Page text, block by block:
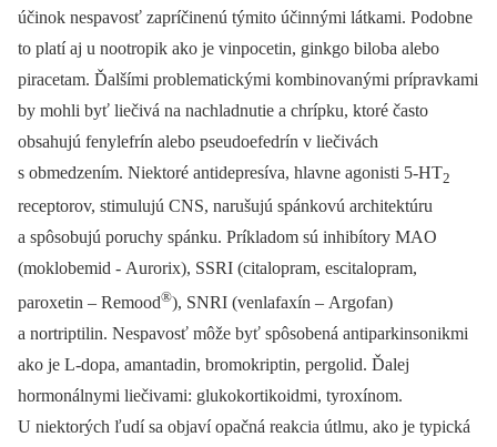
účinok nespavosť zapríčinenú týmito účinnými látkami. Podobne
to platí aj u nootropik ako je vinpocetin, ginkgo biloba alebo
piracetam. Ďalšími problematickými kombinovanými prípravkami
by mohli byť liečivá na nachladnutie a chrípku, ktoré často
obsahujú fenylefrín alebo pseudoefedrín v liečivách
s obmedzením. Niektoré antidepresíva, hlavne agonisti 5-HT2
receptorov, stimulujú CNS, narušujú spánkovú architektúru
a spôsobujú poruchy spánku. Príkladom sú inhibítory MAO
(moklobemid -⁠ Aurorix), SSRI (citalopram, escitalopram,
paroxetin –⁠ Remood®), SNRI (venlafaxín –⁠ Argofan)
a nortriptilin. Nespavosť môže byť spôsobená antiparkinsonikmi
ako je L-dopa, amantadin, bromokriptin, pergolid. Ďalej
hormonálnymi liečivami: glukokortikoidmi, tyroxínom.
U niektorých ľudí sa objaví opačná reakcia útlmu, ako je typická